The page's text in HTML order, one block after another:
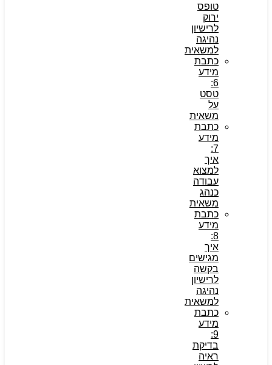
טופס
ירוק
לרישיון
נהיגה
למשאית
כתבת
מידע
6:
טסט
על
משאית
כתבת
מידע
7:
איך
למצוא
עבודה
כנהג
משאית
כתבת
מידע
8:
איך
מגישים
בקשה
לרישיון
נהיגה
למשאית
כתבת
מידע
9:
בדיקת
ראיה